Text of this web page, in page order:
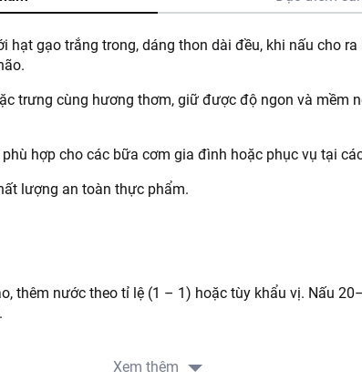
hạt gạo trắng trong, dáng thon dài đều, khi nấu cho
trưng cùng hương thơm, giữ được độ ngon và mềm
hợp cho các bữa cơm gia đình hoặc phục vụ tại
lượng an toàn thực phẩm.
thêm nước theo tỉ lệ (1 – 1) hoặc tùy khẩu vị. Nấu
Xem thêm